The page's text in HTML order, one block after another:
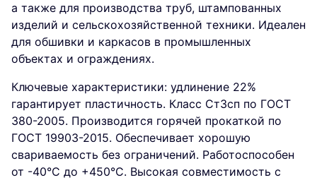
а также для производства труб, штампованных
изделий и сельскохозяйственной техники. Идеален
для обшивки и каркасов в промышленных
объектах и ограждениях.
Ключевые характеристики: удлинение 22%
гарантирует пластичность. Класс Ст3сп по ГОСТ
380-2005. Производится горячей прокаткой по
ГОСТ 19903-2015. Обеспечивает хорошую
свариваемость без ограничений. Работоспособен
от -40°C до +450°C. Высокая совместимость с